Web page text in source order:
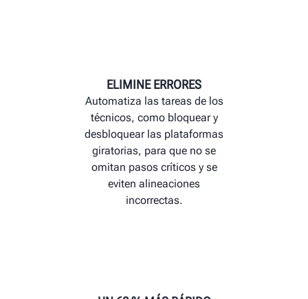
ELIMINE ERRORES
Automatiza las tareas de los
técnicos, como bloquear y
desbloquear las plataformas
giratorias, para que no se
omitan pasos críticos y se
eviten alineaciones
incorrectas.